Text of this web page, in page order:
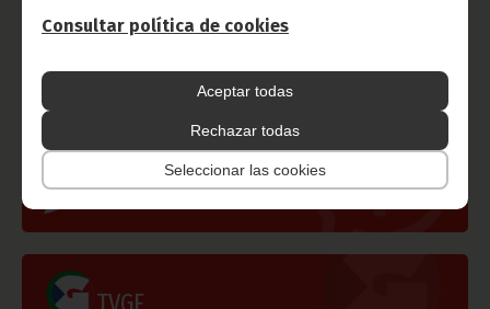
Consultar política de cookies
Aceptar todas
Rechazar todas
Seleccionar las cookies
Gobierno e Instituciones
Información de Guinea Ecuatorial